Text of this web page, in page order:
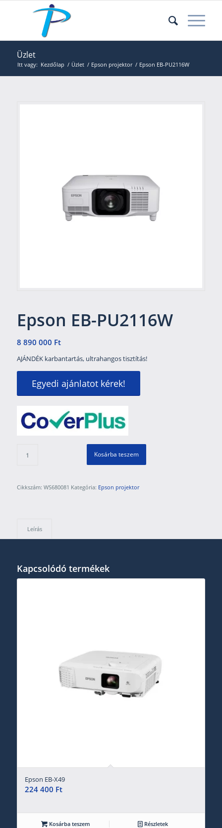
Üzlet
Itt vagy: Kezdőlap / Üzlet / Epson projektor / Epson EB-PU2116W
Epson EB-PU2116W
8 890 000 Ft
AJÁNDÉK karbantartás, ultrahangos tisztítás!
Egyedi ajánlatot kérek!
Kosárba teszem
Cikkszám: WS680081 Kategória: Epson projektor
Leírás
Kapcsolódó termékek
Epson EB-X49
224 400 Ft
Kosárba teszem Részletek